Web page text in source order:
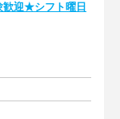
歓迎★シフト曜日